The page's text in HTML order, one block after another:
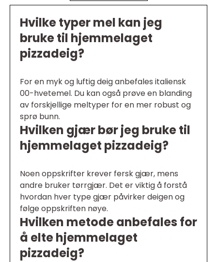
Hvilke typer mel kan jeg
bruke til hjemmelaget
pizzadeig?
For en myk og luftig deig anbefales italiensk
00-hvetemel. Du kan også prøve en blanding
av forskjellige meltyper for en mer robust og
sprø bunn.
Hvilken gjær bør jeg bruke til
hjemmelaget pizzadeig?
Noen oppskrifter krever fersk gjær, mens
andre bruker tørrgjær. Det er viktig å forstå
hvordan hver type gjær påvirker deigen og
følge oppskriften nøye.
Hvilken metode anbefales for
å elte hjemmelaget
pizzadeig?